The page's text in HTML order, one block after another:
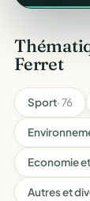
Ferret
Sport· 76
Economie
Autres et